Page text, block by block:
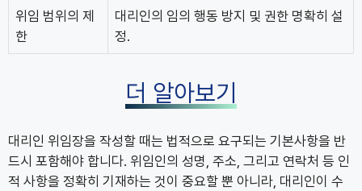
위임 범위의 제
한
대리인의 임의 행동 방지 및 권한 명확히 설
정.
더 알아보기
대리인 위임장을 작성할 때는 법적으로 요구되는 기본사항을 반
드시 포함해야 합니다. 위임인의 성명, 주소, 그리고 연락처 등 인
적 사항을 정확히 기재하는 것이 중요할 뿐 아니라, 대리인이 수